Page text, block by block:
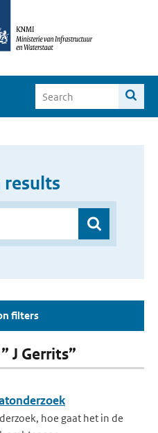
results
filters
J Gerrits”
hoe gaat het in de